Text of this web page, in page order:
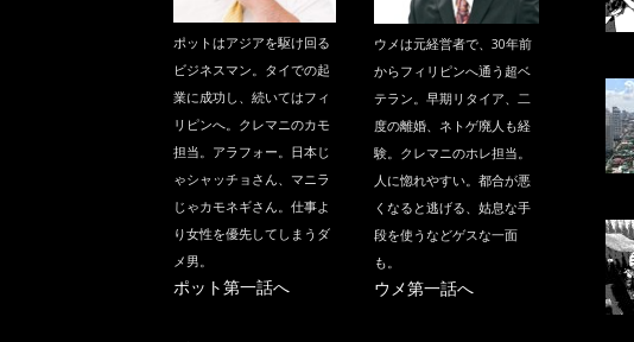
ポットはアジアを駆け回る
ビジネスマン。タイでの起
業に成功し、続いてはフィ
リピンへ。クレマニのカモ
担当。アラフォー。日本じ
ゃシャッチョさん、マニラ
じゃカモネギさん。仕事よ
り女性を優先してしまうダ
メ男。
ポット第一話へ
ウメは元経営者で、30年前
からフィリピンへ通う超ベ
テラン。早期リタイア、二
度の離婚、ネトゲ廃人も経
験。クレマニのホレ担当。
人に惚れやすい。都合が悪
くなると逃げる、姑息な手
段を使うなどゲスな一面
も。
ウメ第一話へ